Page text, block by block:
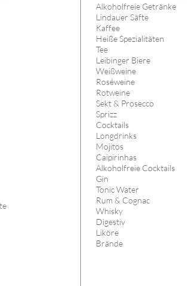
Alkoholfreie Getränke
Lindauer Säfte
Kaffee
Heiße Spezialitäten
Tee
Leibinger Biere
Weißweine
Roséweine
Rotweine
Sekt & Prosecco
Sprizz
Cocktails
Longdrinks
Mojitos
Caipirinhas
Alkoholfreie Cocktails
Gin
Tonic Water
Rum & Cognac
Whisky
Digestiv
Liköre
Brände